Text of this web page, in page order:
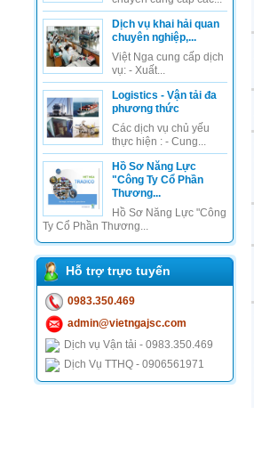
Dịch vụ khai hải quan
chuyên nghiệp,...
Việt Nga cung cấp dịch
vụ: - Xuất...
Logistics - Vận tải đa
phương thức
Các dịch vụ chủ yếu
thực hiện : - Cung...
Hồ Sơ Năng Lực
"Công Ty Cổ Phần
Thương...
Hồ Sơ Năng Lực "Công
Ty Cổ Phần Thương...
Hỗ trợ trực tuyến
0983.350.469
admin@vietngajsc.com
Dịch vụ Vận tải - 0983.350.469
Dịch Vụ TTHQ - 0906561971